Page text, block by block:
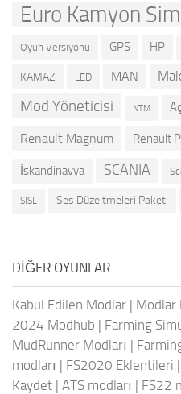
Euro Kamyon
Oyun Versiyonu GPS HP
KAMAZ LED MAN
Mod Yöneticisi NTM
Renault Magnum Renault
İskandinavya SCANIA
SISL Ses Düzeltmeleri Paketi
DIĞER OYUNLAR
Kabul Edilen Modlar | Modlar
2024 Modhub | Farming
MudRunner Modları |
modları | FS2020 Eklentileri |
Kaydet | ATS modları | FS22